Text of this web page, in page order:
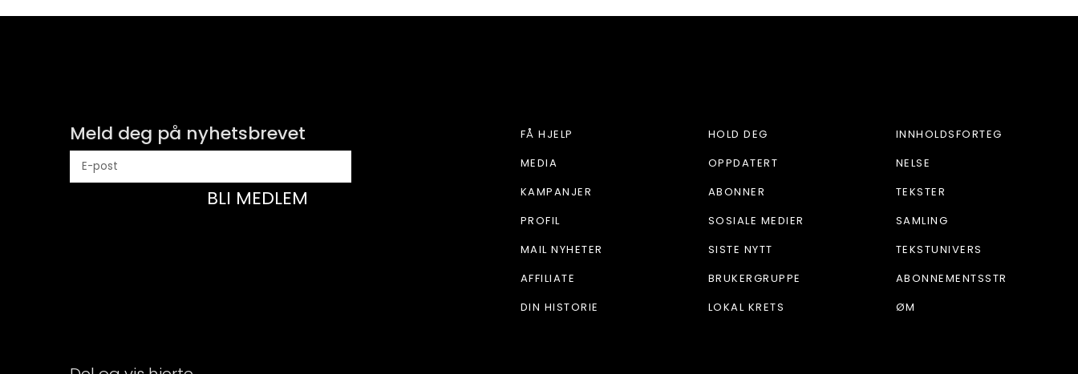
Meld deg på nyhetsbrevet
BLI MEDLEM
FÅ HJELP
MEDIA
KAMPANJER
PROFIL
MAIL NYHETER
AFFILIATE
DIN HISTORIE
HOLD DEG
OPPDATERT
ABONNER
SOSIALE MEDIER
SISTE NYTT
BRUKERGRUPPE
LOKAL KRETS
INNHOLDSFORTEG
NELSE
TEKSTER
SAMLING
TEKSTUNIVERS
ABONNEMENTSSTR
ØM